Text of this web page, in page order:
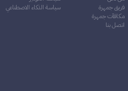
فريق جمهرة
مكافآت جمهرة
اتصل بنا
سياسة الذكاء الاصطناعي